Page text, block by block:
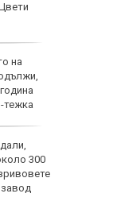
на
тежка
300